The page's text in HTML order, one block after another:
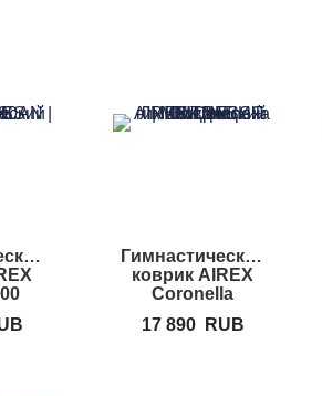
Гимнастический
коврик AIREX
Coronella
17 890
RUB